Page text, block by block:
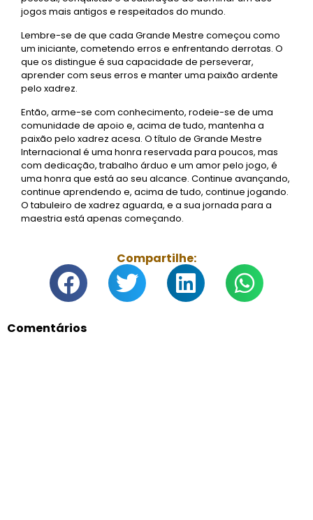
jogos mais antigos e respeitados do mundo.
Lembre-se de que cada Grande Mestre começou como
um iniciante, cometendo erros e enfrentando derrotas. O
que os distingue é sua capacidade de perseverar,
aprender com seus erros e manter uma paixão ardente
pelo xadrez.
Então, arme-se com conhecimento, rodeie-se de uma
comunidade de apoio e, acima de tudo, mantenha a
paixão pelo xadrez acesa. O título de Grande Mestre
Internacional é uma honra reservada para poucos, mas
com dedicação, trabalho árduo e um amor pelo jogo, é
uma honra que está ao seu alcance. Continue avançando,
continue aprendendo e, acima de tudo, continue jogando.
O tabuleiro de xadrez aguarda, e a sua jornada para a
maestria está apenas começando.
Compartilhe:
Comentários